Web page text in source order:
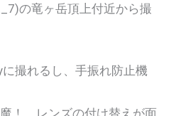
の竜ヶ岳頂上付近から撮
撮れるし、手振れ防止機
！ レンズの付け替えが面